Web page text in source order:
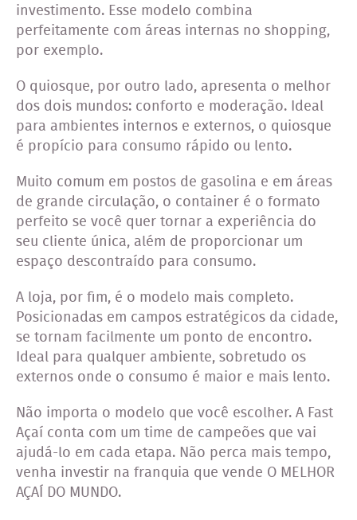
investimento. Esse modelo combina
perfeitamente com áreas internas no shopping,
por exemplo.
O quiosque, por outro lado, apresenta o melhor
dos dois mundos: conforto e moderação. Ideal
para ambientes internos e externos, o quiosque
é propício para consumo rápido ou lento.
Muito comum em postos de gasolina e em áreas
de grande circulação, o container é o formato
perfeito se você quer tornar a experiência do
seu cliente única, além de proporcionar um
espaço descontraído para consumo.
A loja, por fim, é o modelo mais completo.
Posicionadas em campos estratégicos da cidade,
se tornam facilmente um ponto de encontro.
Ideal para qualquer ambiente, sobretudo os
externos onde o consumo é maior e mais lento.
Não importa o modelo que você escolher. A Fast
Açaí conta com um time de campeões que vai
ajudá-lo em cada etapa. Não perca mais tempo,
venha investir na franquia que vende O MELHOR
AÇAÍ DO MUNDO.